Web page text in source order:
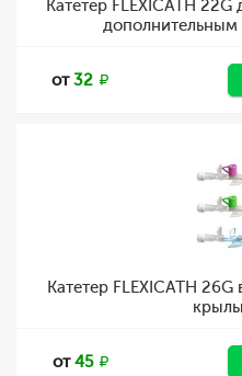
Катетер FLEXICATH
дополнительным
от32
Катетер FLEXICATH
от45